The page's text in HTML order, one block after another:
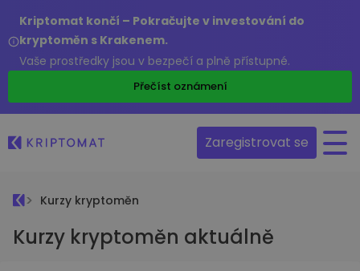
Kriptomat končí – Pokračujte v investování do
kryptoměn s Krakenem.
Vaše prostředky jsou v bezpečí a plně přístupné.
Přečíst oznámení
Zaregistrovat se
Kurzy kryptoměn
Kurzy kryptoměn aktuálně